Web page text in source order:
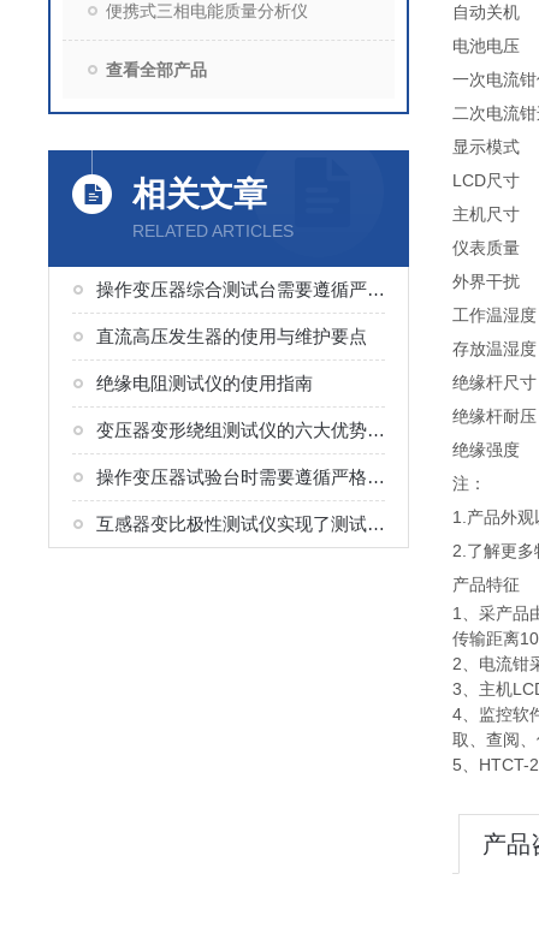
便携式三相电能质量分析仪
查看全部产品
相关文章
RELATED ARTICLES
操作变压器综合测试台需要遵循严格的安全规程
直流高压发生器的使用与维护要点
绝缘电阻测试仪的使用指南
变压器变形绕组测试仪的六大优势分析
操作变压器试验台时需要遵循严格的安全规程
互感器变比极性测试仪实现了测试的集成化与简便性
自动关机
电池电压
一次电流
二次电流
显示模式
LCD尺寸
主机尺寸
仪表质量
外界干扰
工作温湿度
存放温湿度
绝缘杆尺寸
绝缘杆耐压
绝缘强度
注：
1.产品外
2.了解更
产品特征
1、采产品
传输距离
2、电流钳
3、主机
4、监控软
取、查阅
5、HTCT-
产品